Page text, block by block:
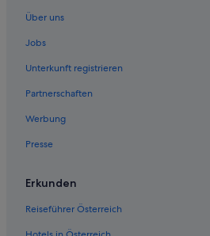
Über uns
Jobs
Unterkunft registrieren
Partnerschaften
Werbung
Presse
Erkunden
Reiseführer Österreich